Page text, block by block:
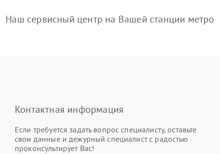
Наш сервисный центр на Вашей станции метро
Контактная информация
Если требуется задать вопрос специалисту, оставьте
свои данные и дежурный специалист с радостью
проконсультирует Вас!